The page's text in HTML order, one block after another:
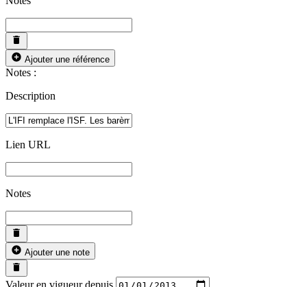
Ajouter une référence
Notes :
Description
Lien URL
Notes
Ajouter une note
Valeur en vigueur depuis